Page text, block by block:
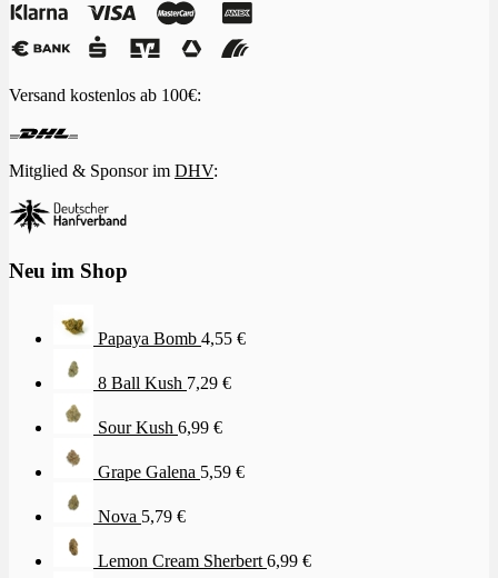
Versand kostenlos ab 100€:
Mitglied & Sponsor im DHV:
Neu im Shop
Papaya Bomb 4,55 €
8 Ball Kush 7,29 €
Sour Kush 6,99 €
Grape Galena 5,59 €
Nova 5,79 €
Lemon Cream Sherbert 6,99 €